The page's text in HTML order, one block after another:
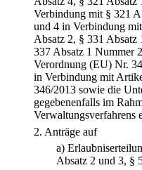
Verbindung mit § 321
und 4 in Verbindung
Absatz 2, § 331 Absatz
337 Absatz 1 Nummer
Verordnung (EU) Nr.
in Verbindung mit
346/2013 sowie die
gegebenenfalls im
Verwaltungsverfahrens
2. Anträge auf
a)
Absatz 2 und 3, §